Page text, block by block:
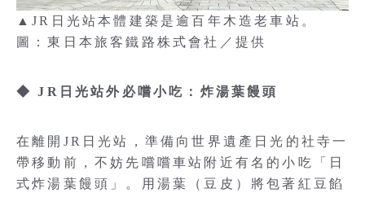
▲JR日光站本體建築是逾百年木造老車站。
圖：東日本旅客鐵路株式會社／提供
◆ JR日光站外必嚐小吃：炸湯葉饅頭
在離開JR日光站，準備向世界遺產日光的社寺一
帶移動前，不妨先嚐嚐車站附近有名的小吃「日
式炸湯葉饅頭」。用湯葉（豆皮）將包著紅豆餡